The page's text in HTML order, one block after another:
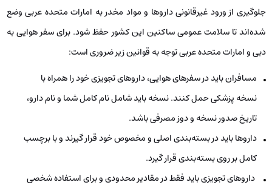
جلوگیری از ورود غیرقانونی داروها و مواد مخدر به امارات متحده عربی وضع
شده‌اند تا سلامت عمومی ساکنین این کشور حفظ شود. برای سفر هوایی به
دبی و امارات متحده عربی توجه به قوانین زیر ضروری است:
مسافران باید در سفرهای هوایی، داروهای تجویزی خود را همراه با
نسخه پزشکی حمل کنند. نسخه باید شامل نام کامل شما و نام دارو،
تاریخ صدور نسخه و دوز مصرفی باشد.
داروها باید در بسته‌بندی اصلی و مخصوص خود قرار گیرند و با برچسب
کامل بر روی بسته‌بندی قرار گیرد.
داروهای تجویزی باید فقط در مقادیر محدودی و برای استفاده شخصی